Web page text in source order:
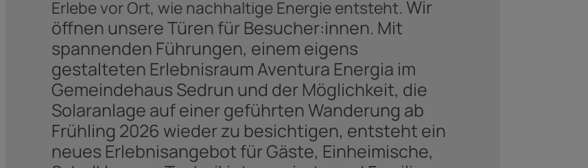
Erlebe vor Ort, wie nachhaltige Energie entsteht.Wir
öffnen unsere Türen für Besucher:innen. Mit
spannenden Führungen, einem eigens
gestalteten Erlebnisraum Aventura Energia im
Gemeindehaus Sedrun und der Möglichkeit, die
Solaranlage auf einer geführten Wanderung ab
Frühling 2026 wieder zu besichtigen, entsteht ein
neues Erlebnisangebot für Gäste, Einheimische,